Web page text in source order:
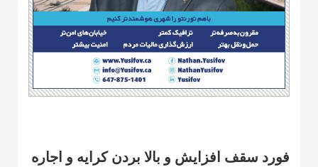
فورد سقف افزایش و بالا بردن کرایه و اجاره